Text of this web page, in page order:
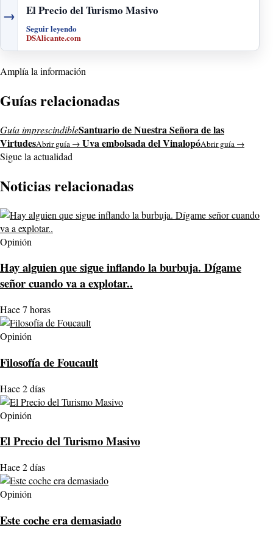
→ El Precio del Turismo Masivo
Seguir leyendo
DSAlicante.com
Amplía la información
Guías relacionadas
Guía imprescindibleSantuario de Nuestra Señora de las
VirtudesAbrir guía → Uva embolsada del VinalopóAbrir guía →
Sigue la actualidad
Noticias relacionadas
Opinión
Hay alguien que sigue inflando la burbuja. Dígame
señor cuando va a explotar..
Hace 7 horas
Opinión
Filosofía de Foucault
Hace 2 días
Opinión
El Precio del Turismo Masivo
Hace 2 días
Opinión
Este coche era demasiado